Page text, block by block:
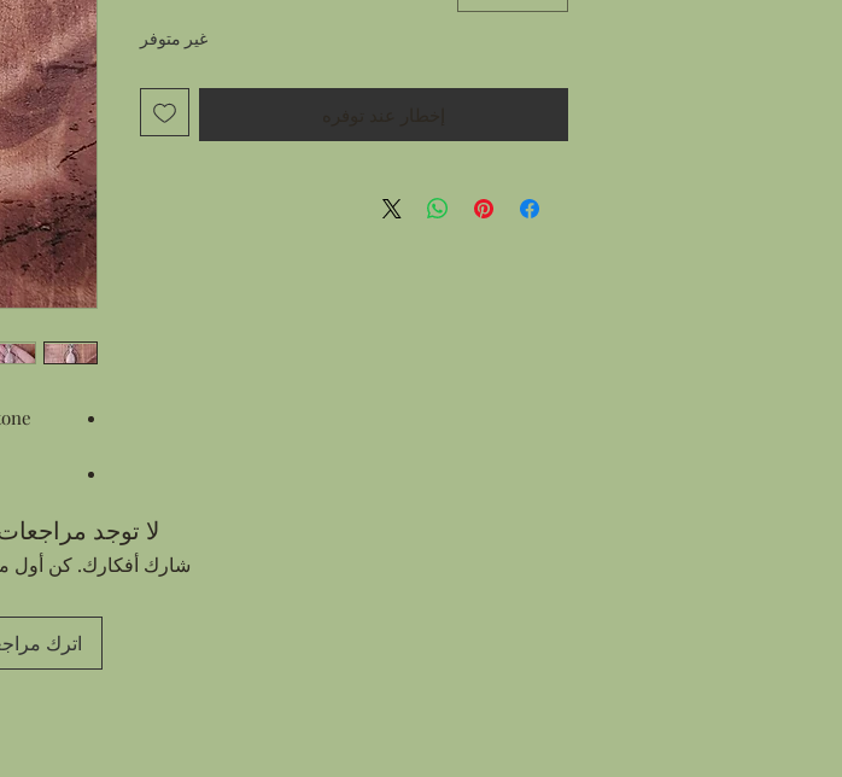
غير متوفر
لا توجد
شارك أفكارك. كن أول
اترك